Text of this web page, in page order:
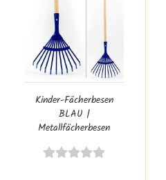
Kinder-Fächerbesen
BLAU |
Metallfächerbesen
36824